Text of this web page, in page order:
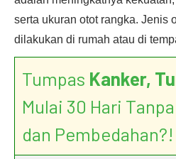
serta ukuran otot rangka. Jenis
dilakukan di rumah atau di
Tumpas Kanker,
Mulai 30 Hari
dan Pembedahan?!